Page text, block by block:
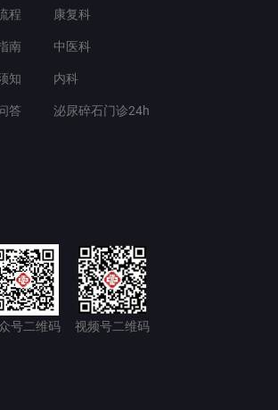
程
南
知
答
康复科
中医科
内科
泌尿碎石门诊24h
号二维码 视频号二维码